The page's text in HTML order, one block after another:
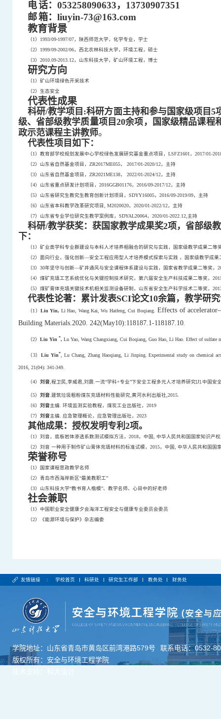
电话： 053258090633， 13730907351
邮箱： liuyin-73@163.com
教育背景
（1） 1993/09-1997/07，陕西师范大学，化学专业，学士
（2） 1999/09-2002/06，西北农林科技大学，环境工程，硕士
（3） 2010.09-2013.12，山东科技大学，矿山环境工程，博士
研究方向
（1）矿山环境绿色开采技术
（2）生态安全
代表性成果
科研/教学项目 :科研方面主持和参与国家级项目5
级、省部级教学质量项目20余项，国家级精品课程
政示范课程主讲教师。
代表性项目如下：
（1）教育部学校规划发展中心学校绿色发展研究基金重点项目， LSFZ1601 ， 2017/01-
（2）山东省自然基金项目， ZR2017ME055， 2017/01-2020/12，主持
（3）山东省自然基金项目， ZR2021ME138， 2022/01-2024/12，主持
（4）山东省重点研发计划项目， 2016GGB01176， 2016/09-2017/12，主持
（5）山东省研究生教究生教育创新计划项目， SDYY16005， 2016/09-2019/09，主持
（6）山东省本科教学改革研究项目 M2020020， 2020/01-2022/12，主持
（7）山东省专业学位研究生教学案例库， SDYAL20064， 2020/01-2022.12, 主持
科研/教学获奖：获国家教学成果奖2项，省部级
下：
（1）矿业类学科专业群建设与本科人才培养相融合的研究与实践，国家级教学成果二等
（2）面向行业，强化创新—安全工程应用型人才培养模式探索与实践 ，国家级教学成果
（3） 30年坚守与创新—矿井通风与安全课程体系建设与实践，国家省教学成果二等奖，
（4）煤矿充填工艺系统优化与关键控制技术研究，第六届安全生产科技成果二等奖，
（5）煤矿膏体充填关键技术机相关监测设备研制，山东省安全生产科学技术二等奖，
代表性论著：累计发表SCI论文10余篇，教学研
（1 ） Liu Yin, Li Hao, Wang Kai, Wu Haifeng, Cui Boqiang.
Effects of
Building Materials.2020. 242(May10):118187.1-118187.10.
（2） Liu Yin *, Lu Yao, Wang Changxiang, Cui Boqiang, Guo Hao, Li Hao. Effect of sulfate
（3）Liu Yin* , Lu Chang, Zhang Haoqiang, Li Jinping. Experimental study on chemical
2016, 21(04): 341-349.
（4） 刘音, 程卫民 李威君 刘震 一流“学科+专业”下安全工程多元人才培养研究[J]. 中国安
（5） 刘音. 建筑垃圾粗粉煤灰充填材料性能研究 黄河水利出版社 2015.
（6） 刘音主编 环境监测实验教程，煤炭工业出版社， 2019
（7） 刘音主编 应急管理概论，应急管理出版社， 2023
其他成果：授权发明专利 2项。
（1）刘音，底板岩体渗透系数测试模拟方法， 2018，中国
中华人民共和国国家知识产
（2）刘音 一种用于制作矿山膏体充填材料的标准试模， 2015，中国 中华人民共和国国
荣誉称号
（1）国家课程思政教学名师
（2）青岛市西海岸新区“最美教职工”
（3）山东科技大学“教书育人楷模”、教学名师、心目中的好老师
社会兼职
（1）中国职业安全健康夕会海洋工程安全与健康专业委员会委员
（2）《能源环境与保护》杂志编委
友情链接 : 学校首页 科研处 研究生工作部 教务处 财务处
学院地址：山东省青岛市黄岛区前湾港路579号
联系电话：0532-
版权所有：安全与环境工程学院